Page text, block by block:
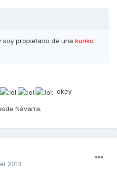
soy propietario de una kunko
:okey
Navarra.
2013